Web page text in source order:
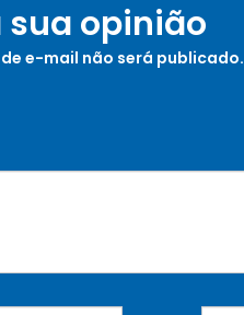
sua opinião
e-mail não será publicado.